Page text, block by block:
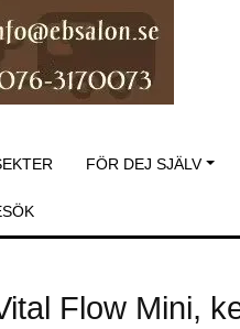
FÖR DEJ SJÄLV
Flow Mini,